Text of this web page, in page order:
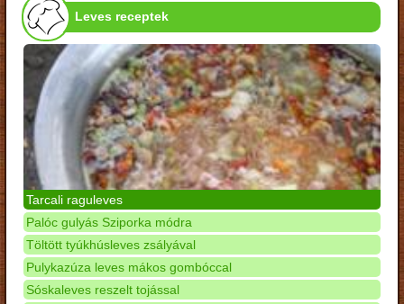
Leves receptek
Tarcali raguleves
Palóc gulyás Sziporka módra
Töltött tyúkhúsleves zsályával
Pulykazúza leves mákos gombóccal
Sóskaleves reszelt tojással